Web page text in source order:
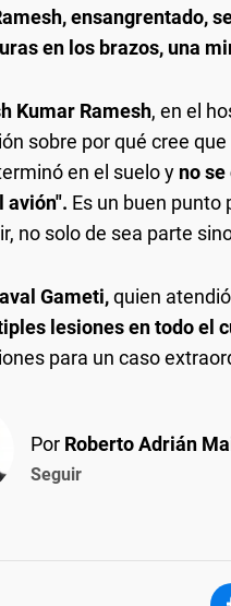
ensangrentado,
en los brazos, una
Kumar Ramesh, en el
sobre por qué cree
en el suelo y no
avión". Es un buen punto
no solo de sea parte
Gameti,quien
lesiones en todo el
para un caso
Por Roberto Adrián
Seguir